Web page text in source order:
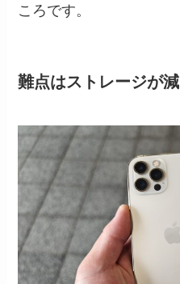
ころです。
難点はストレージが